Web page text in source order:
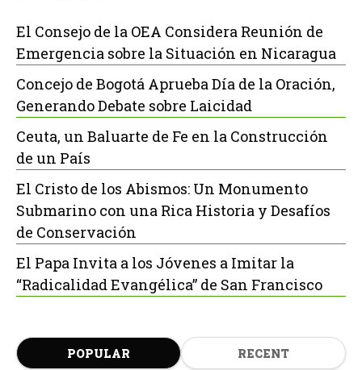
El Consejo de la OEA Considera Reunión de
Emergencia sobre la Situación en Nicaragua
Concejo de Bogotá Aprueba Día de la Oración,
Generando Debate sobre Laicidad
Ceuta, un Baluarte de Fe en la Construcción
de un País
El Cristo de los Abismos: Un Monumento
Submarino con una Rica Historia y Desafíos
de Conservación
El Papa Invita a los Jóvenes a Imitar la
“Radicalidad Evangélica” de San Francisco
POPULAR RECENT